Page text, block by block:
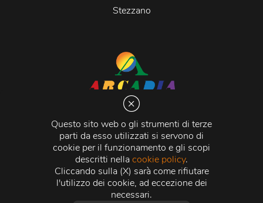
Questo sito web o gli strumenti di terze
parti da esso utilizzati si servono di
cookie per il funzionamento e gli scopi
descritti nellacookie policy.
Cliccando sulla (X) sarà come rifiutare
l'utilizzo dei cookie, ad eccezione dei
necessari.
Stezzano
Via Martiri della Libertà 20066 Melzo (MI)
C.C.I.A.A. - R.E.A di Milano n. 1427910
Registro delle Imprese di Milano n. 338392 -
Fiscale e Partita Iva11015840157 | Capitale Sociale
500.000,00 i.v.
Credits:Crea Informatica S.r.l. 2026 © Tutti i diritti
riservati.